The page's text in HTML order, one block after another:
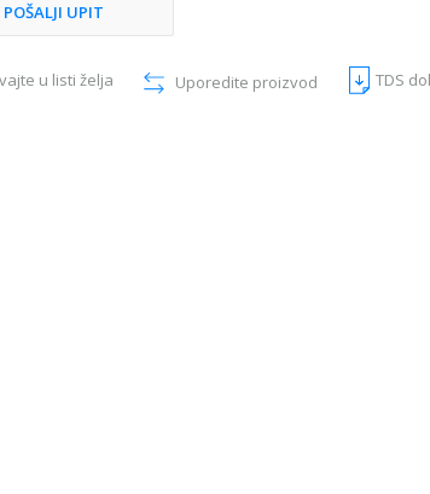
POŠALJI UPIT
u listi želja Uporedite proizvod TDS